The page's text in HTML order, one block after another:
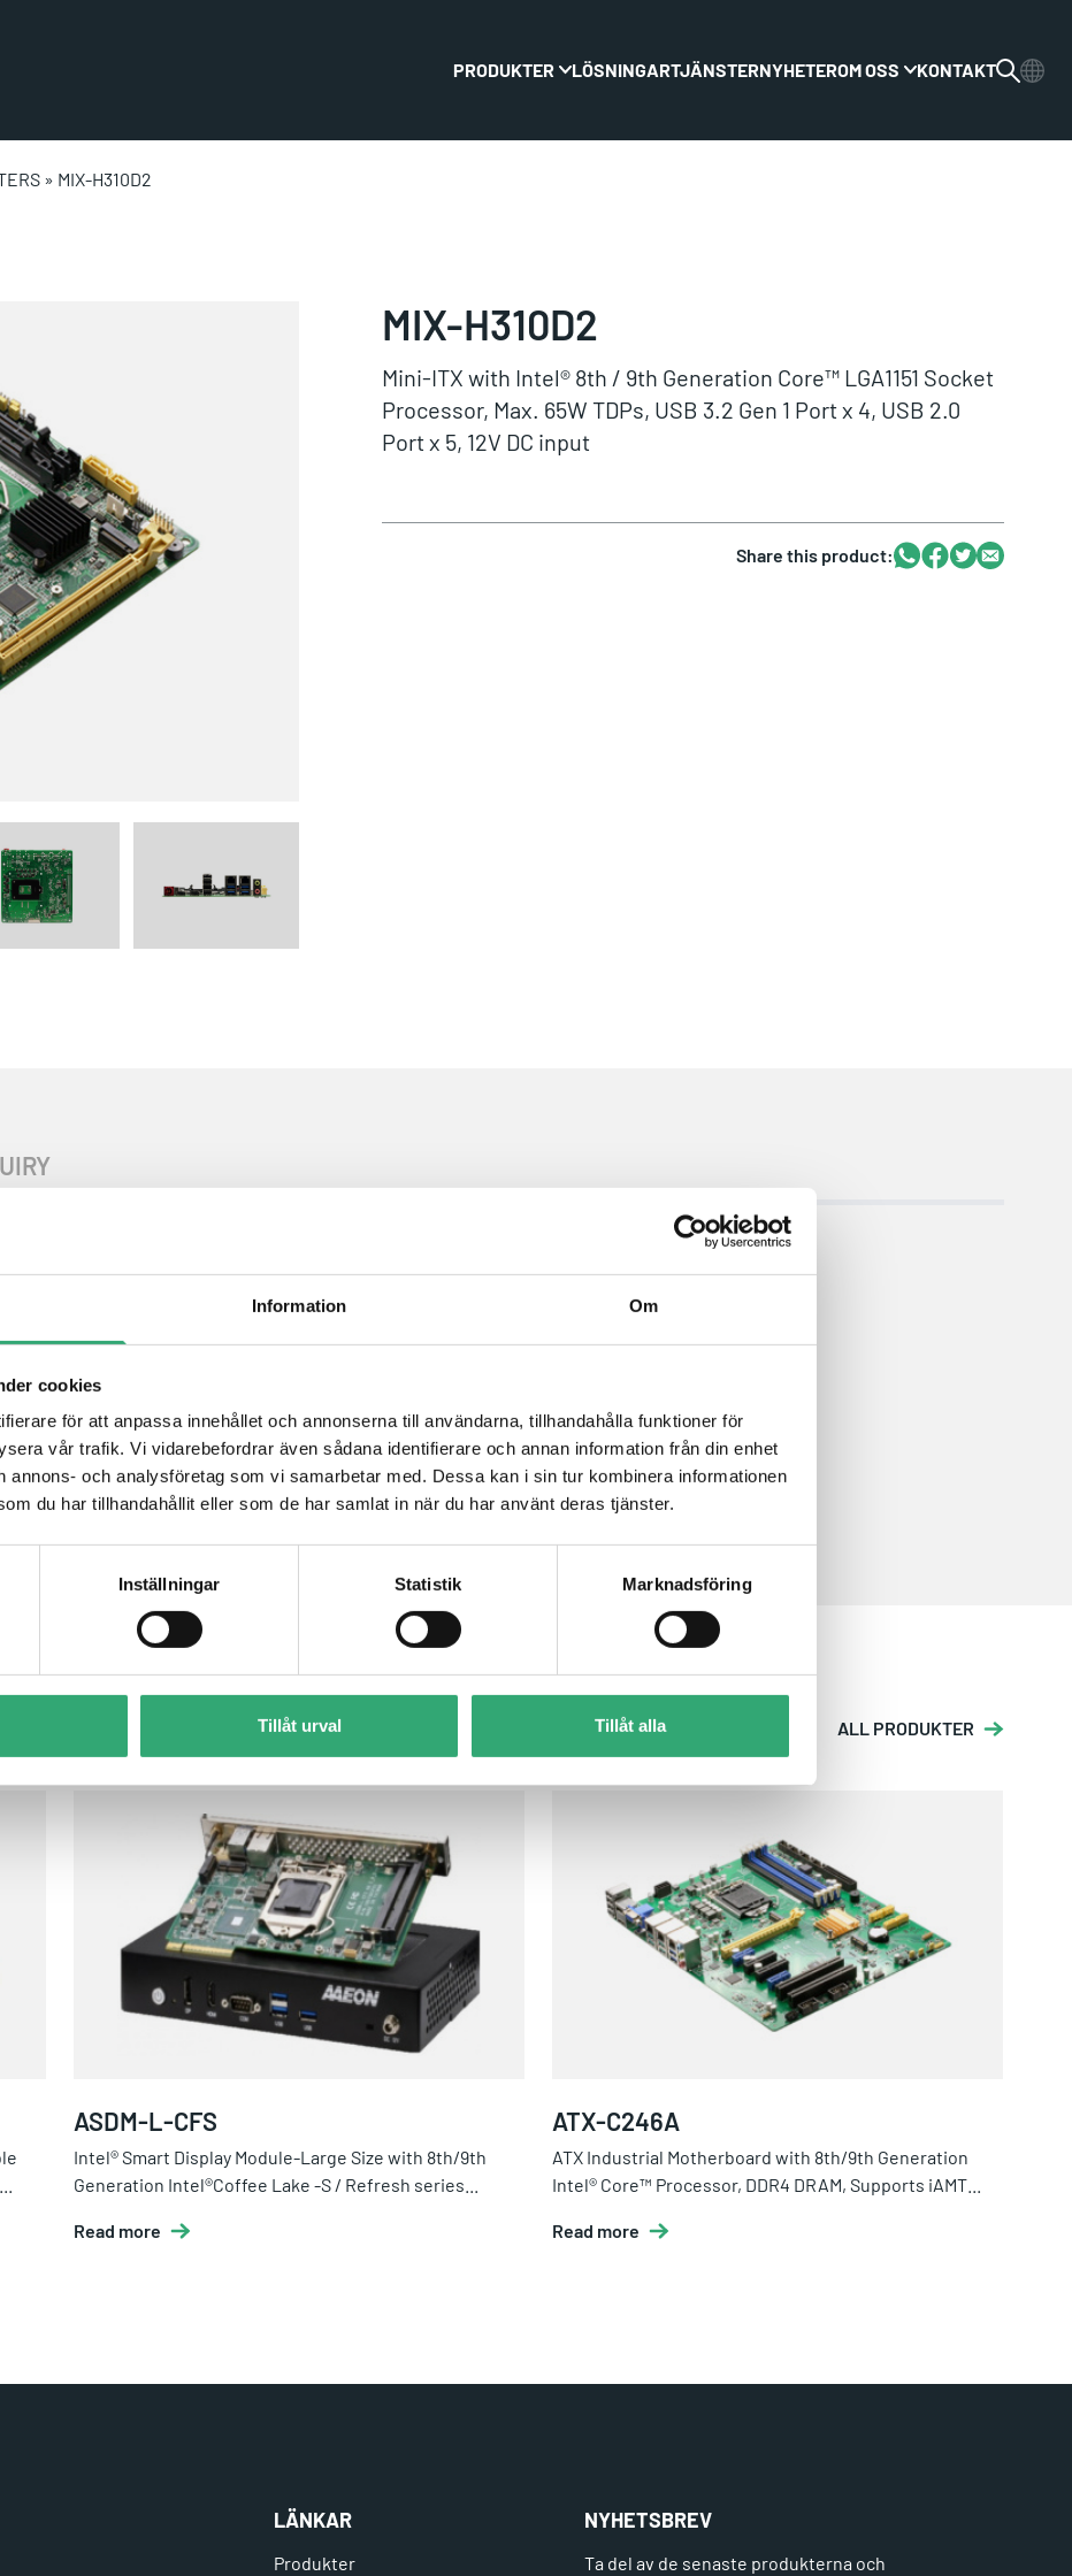
Information Om
cookies
för att anpassa innehållet och annonserna till användarna, tillhandahålla funktioner för
vår trafik. Vi vidarebefordrar även sådana identifierare och annan information från din enhet
annons- och analysföretag som vi samarbetar med. Dessa kan i sin tur kombinera informationen
du har tillhandahållit eller som de har samlat in när du har använt deras tjänster.
Inställningar Statistik Marknadsföring
Tillåt urval Tillåt alla
PRODUKTER Växla rullgardinsmenyn
LÖSNINGARTJÄNSTERNYHETEROM OSS Växla
KONTAKT
» MIX-H310D2
MIX-H310D2
Mini-ITX with Intel® 8th / 9th Generation Core™ LGA1151 Socket
Processor, Max. 65W TDPs, USB 3.2 Gen 1 Port x 4, USB 2.0
Port x 5, 12V DC input
Share this product:Whatsapp
Facebook
Twitter
Email
ALL PRODUKTER
ASDM-L-CFS
ASDM-L-CFS
Intel® Smart Display Module-Large Size with 8th/9th
Generation Intel®Coffee Lake -S / Refresh series...
Read more
ATX-C246A
ATX Industrial Motherboard with 8th/9th Generation
Intel® Core™ Processor, DDR4 DRAM, Supports iAMT...
Read more
LÄNKAR
Produkter
NYHETSBREV
Ta del av de senaste produkterna och